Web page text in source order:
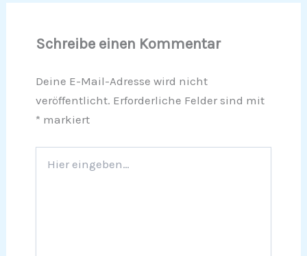
Schreibe einen Kommentar
Deine E-Mail-Adresse wird nicht
veröffentlicht. Erforderliche Felder sind mit
* markiert
eingeben…